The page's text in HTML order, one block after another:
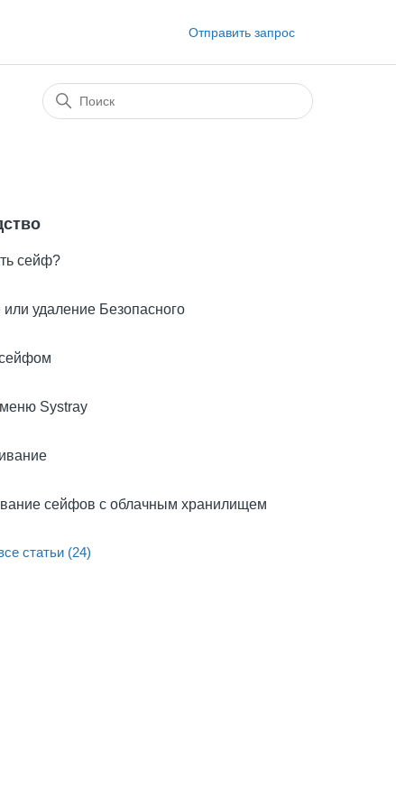
Отправить запрос
сейф?
удаление Безопасного
Systray
сейфов с облачным хранилищем
статьи (24)